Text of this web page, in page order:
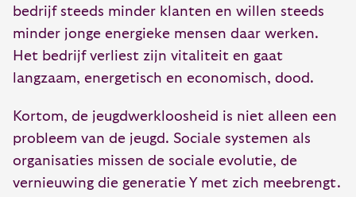
bedrijf steeds minder klanten en willen steeds
minder jonge energieke mensen daar werken.
Het bedrijf verliest zijn vitaliteit en gaat
langzaam, energetisch en economisch, dood.
Kortom, de jeugdwerkloosheid is niet alleen een
probleem van de jeugd. Sociale systemen als
organisaties missen de sociale evolutie, de
vernieuwing die generatie Y met zich meebrengt.